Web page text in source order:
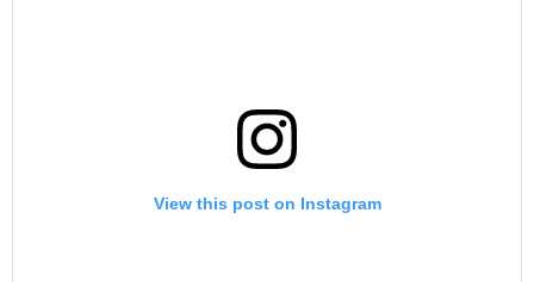
View this post on Instagram